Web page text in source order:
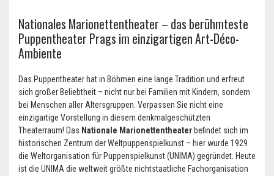
Nationales Marionettentheater – das berühmteste
Puppentheater Prags im einzigartigen Art-Déco-
Ambiente
Das Puppentheater hat in Böhmen eine lange Tradition und erfreut
sich großer Beliebtheit – nicht nur bei Familien mit Kindern, sondern
bei Menschen aller Altersgruppen. Verpassen Sie nicht eine
einzigartige Vorstellung in diesem denkmalgeschützten
Theaterraum! Das Nationale Marionettentheater befindet sich im
historischen Zentrum der Weltpuppenspielkunst – hier wurde 1929
die Weltorganisation für Puppenspielkunst (UNIMA) gegründet. Heute
ist die UNIMA die weltweit größte nichtstaatliche Fachorganisation